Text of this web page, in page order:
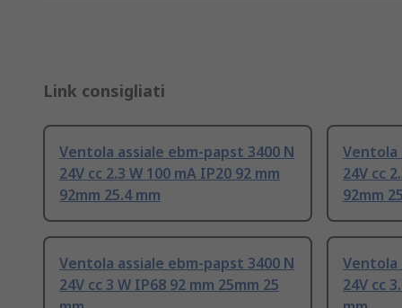
Link consigliati
Ventola assiale ebm-papst 3400 N
24V cc 2.3 W 100 mA IP20 92 mm
92mm 25.4 mm
Ventola
24V cc
92mm
Ventola assiale ebm-papst 3400 N
24V cc 3 W IP68 92 mm 25mm 25
Ventola
24V cc